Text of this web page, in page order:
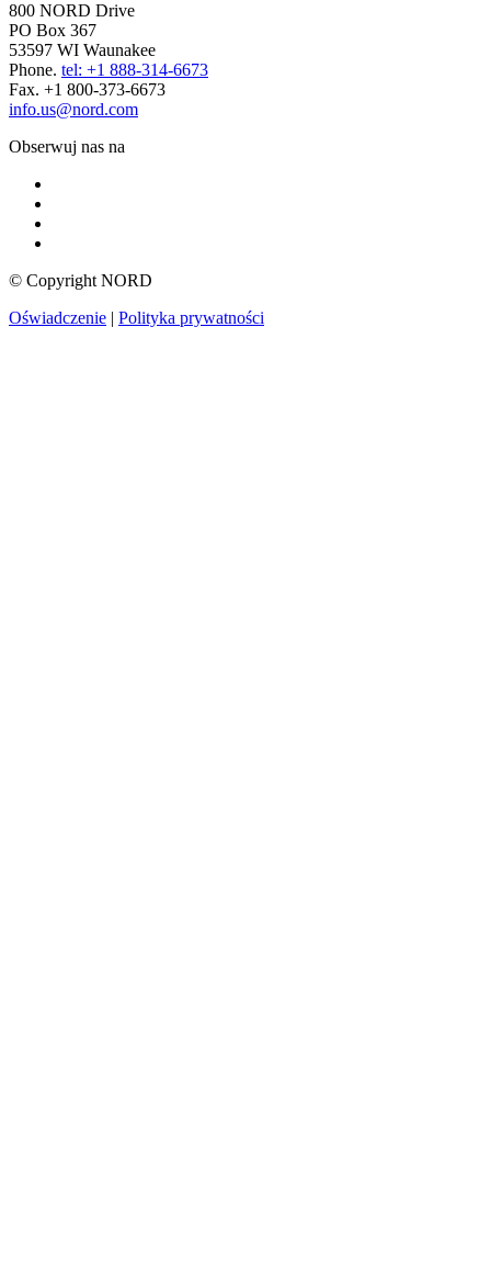
800 NORD Drive
PO Box 367
53597 WI Waunakee
Phone. tel: +1 888-314-6673
Fax. +1 800-373-6673
info.us@nord.com
Obserwuj nas na
© Copyright NORD
Oświadczenie | Polityka prywatności